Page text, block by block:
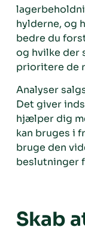
hylderne, og
bedre du
og hvilke der
prioritere de
Analyser
Det giver
hjælper dig
kan bruges i
bruge den
beslutninger
Skab